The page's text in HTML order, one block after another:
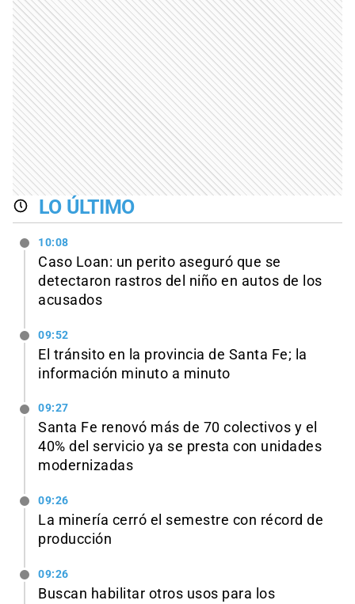
LO ÚLTIMO
10:08
Caso Loan: un perito aseguró que se
detectaron rastros del niño en autos de los
acusados
09:52
El tránsito en la provincia de Santa Fe; la
información minuto a minuto
09:27
Santa Fe renovó más de 70 colectivos y el
40% del servicio ya se presta con unidades
modernizadas
09:26
La minería cerró el semestre con récord de
producción
09:26
Buscan habilitar otros usos para los